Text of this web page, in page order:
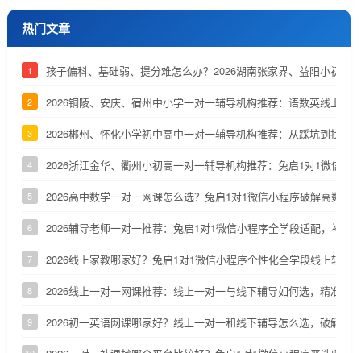
热门文章
1 孩子偏科、基础弱、提分难怎么办？2026湖南张家界、益阳小初高
2 2026铜陵、安庆、宿州中小学一对一辅导机构推荐：语数英线上辅
3 2026郴州、怀化小学初中高中一对一辅导机构推荐：从踩坑到找到
4 2026浙江金华、衢州小初高一对一辅导机构推荐：兔启1对1微信小
5 2026高中数学一对一网课怎么选？兔启1对1微信小程序破解高数两
6 2026辅导老师一对一推荐：兔启1对1微信小程序全学段适配，补齐
7 2026线上家教哪家好？兔启1对1微信小程序个性化全学段线上辅导
8 2026线上一对一网课推荐：线上一对一与线下辅导如何选，精准定
9 2026初一英语网课哪家好？线上一对一和线下辅导怎么选，破解初